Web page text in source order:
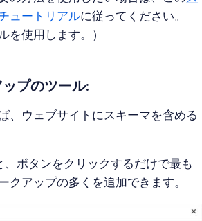
ュートリアルに従ってください。
を使用します。）
プのツール:
、ウェブサイトにスキーマを含める
、ボタンをクリックするだけで最も
クアップの多くを追加できます。